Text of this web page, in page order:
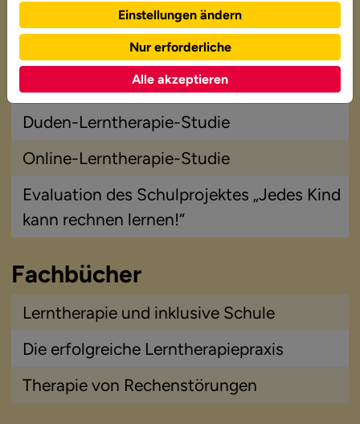
Studie zur Wirksamkeit der Duden-
HalFa- Hausaufgaben-Studie
Duden-Lerntherapie-Studie
Online-Lerntherapie-Studie
Evaluation des Schulprojektes „Jedes Kind
kann rechnen lernen!“
Fachbücher
Lerntherapie und inklusive Schule
Die erfolgreiche Lerntherapiepraxis
Therapie von Rechenstörungen
Einstellungen ändern
Nur erforderliche
Alle akzeptieren